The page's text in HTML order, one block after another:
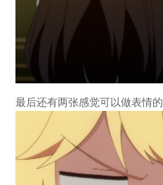
最后还有两张感觉可以做表情的